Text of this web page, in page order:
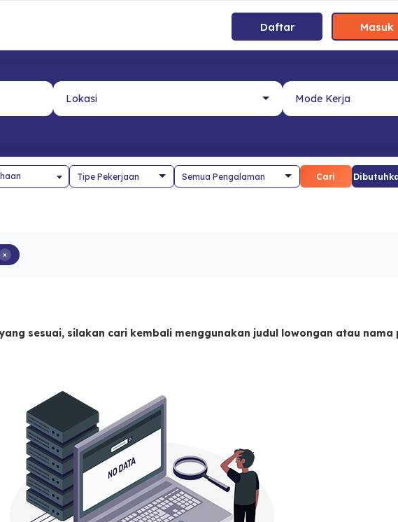
Daftar Masuk
Cari
×
sesuai, silakan cari kembali menggunakan judul lowongan atau nama